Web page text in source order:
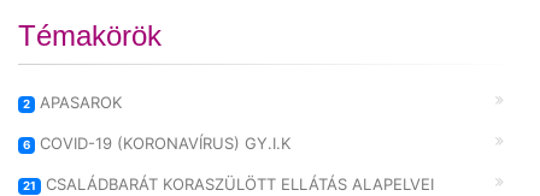
Témakörök
2 APASAROK
6 COVID-19 (KORONAVÍRUS) GY.I.K
21 CSALÁDBARÁT KORASZÜLÖTT ELLÁTÁS ALAPELVEI